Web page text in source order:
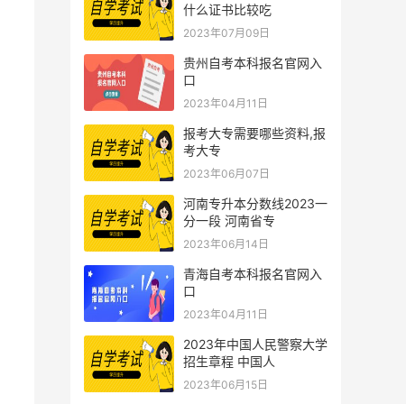
什么证书比较吃
2023年07月09日
贵州自考本科报名官网入
口
2023年04月11日
报考大专需要哪些资料,报
考大专
2023年06月07日
河南专升本分数线2023一
分一段 河南省专
2023年06月14日
青海自考本科报名官网入
口
2023年04月11日
2023年中国人民警察大学
招生章程 中国人
2023年06月15日